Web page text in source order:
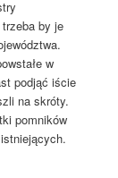
by je
w
podjąć iście
na skróty.
pomników